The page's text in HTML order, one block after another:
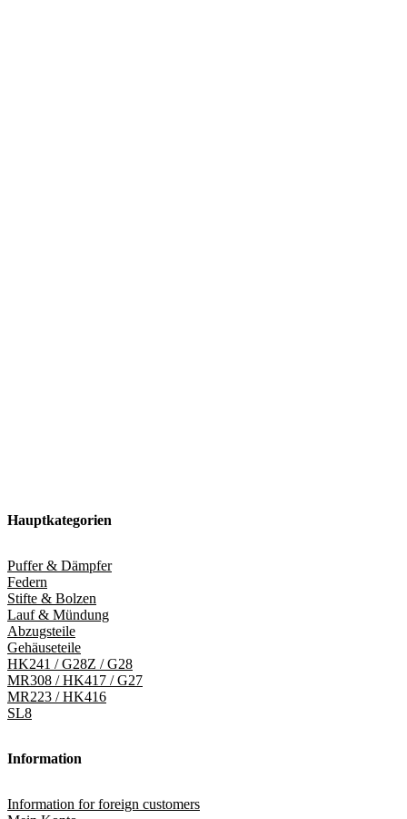
Hauptkategorien
Puffer & Dämpfer
Federn
Stifte & Bolzen
Lauf & Mündung
Abzugsteile
Gehäuseteile
HK241 / G28Z / G28
MR308 / HK417 / G27
MR223 / HK416
SL8
Information
Information for foreign customers